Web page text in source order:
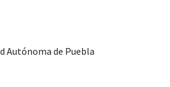
Autónoma de Puebla